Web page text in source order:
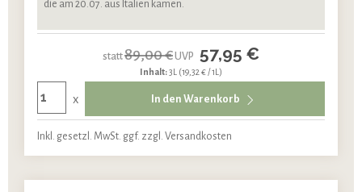
die am 20.07. aus Italien kamen.
statt89,00 €UVP 57,95 €
Inhalt:3L (19,32 € / 1L)
x In den Warenkorb
Inkl. gesetzl. MwSt. ggf. zzgl. Versandkosten